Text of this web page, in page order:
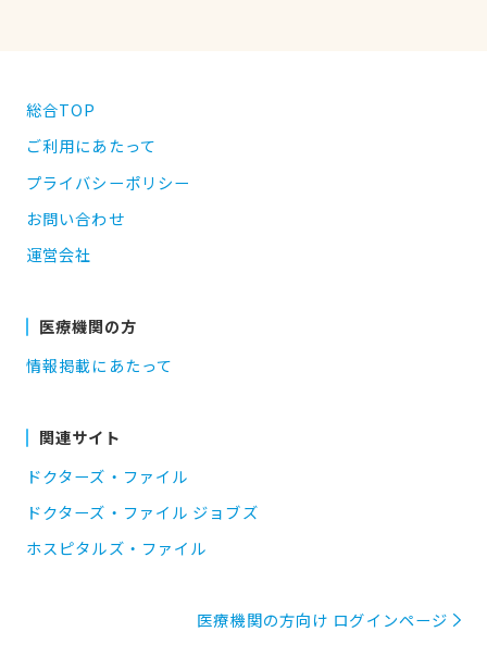
総合TOP
ご利用にあたって
プライバシーポリシー
お問い合わせ
運営会社
医療機関の方
情報掲載にあたって
関連サイト
ドクターズ・ファイル
ドクターズ・ファイル ジョブズ
ホスピタルズ・ファイル
医療機関の方向け ログインページ